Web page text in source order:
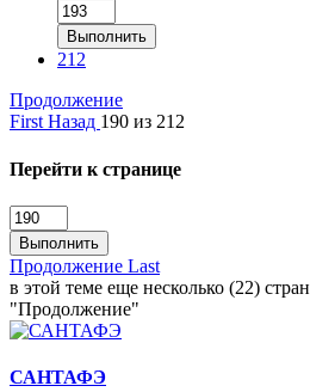
Выполнить
212
Продолжение
First Назад 190 из 212
Перейти к странице
Выполнить
Продолжение Last
в этой теме еще несколько (22)
"Продолжение"
САНТАФЭ